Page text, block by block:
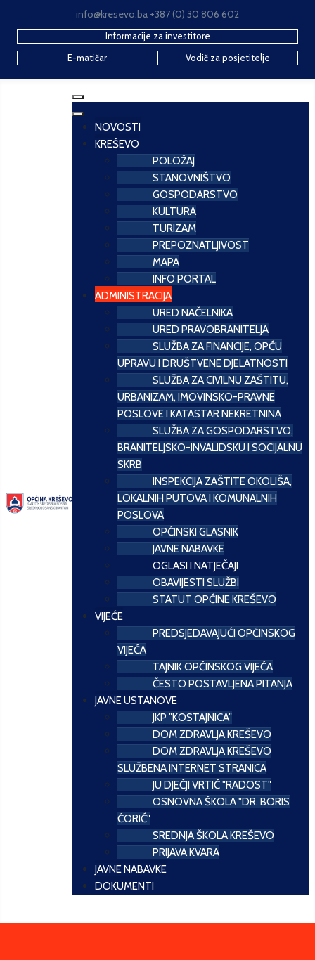
info@kresevo.ba +387 (0) 30 806 602
Informacije za investitore
E-matičar
Vodič za posjetitelje
NOVOSTI
KREŠEVO
POLOŽAJ
STANOVNIŠTVO
GOSPODARSTVO
KULTURA
TURIZAM
PREPOZNATLJIVOST
MAPA
INFO PORTAL
ADMINISTRACIJA
URED NAČELNIKA
URED PRAVOBRANITELJA
SLUŽBA ZA FINANCIJE, OPĆU
UPRAVU I DRUŠTVENE DJELATNOSTI
SLUŽBA ZA CIVILNU ZAŠTITU,
URBANIZAM, IMOVINSKO-PRAVNE
POSLOVE I KATASTAR NEKRETNINA
SLUŽBA ZA GOSPODARSTVO,
BRANITELJSKO-INVALIDSKU I SOCIJALNU
SKRB
INSPEKCIJA ZAŠTITE OKOLIŠA,
LOKALNIH PUTOVA I KOMUNALNIH
POSLOVA
OPĆINSKI GLASNIK
JAVNE NABAVKE
OGLASI I NATJEČAJI
OBAVIJESTI SLUŽBI
STATUT OPĆINE KREŠEVO
VIJEĆE
PREDSJEDAVAJUĆI OPĆINSKOG
VIJEĆA
TAJNIK OPĆINSKOG VIJEĆA
ČESTO POSTAVLJENA PITANJA
JAVNE USTANOVE
JKP "KOSTAJNICA"
DOM ZDRAVLJA KREŠEVO
DOM ZDRAVLJA KREŠEVO
SLUŽBENA INTERNET STRANICA
JU DJEČJI VRTIĆ "RADOST"
OSNOVNA ŠKOLA "DR. BORIS
ĆORIĆ"
SREDNJA ŠKOLA KREŠEVO
PRIJAVA KVARA
JAVNE NABAVKE
DOKUMENTI